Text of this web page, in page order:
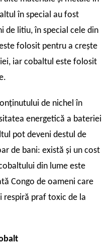
în special au fost
de litiu, în special cele din
folosit pentru a crește
iar cobaltul este folosit
de nichel în
energetică a bateriei
pot deveni destul de
de bani: există și un cost
din lume este
Congo de oameni care
respiră praf toxic de la